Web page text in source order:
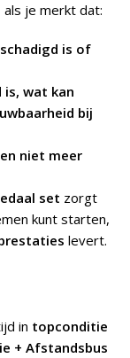
als je merkt dat:
is of
wat kan
bij
niet meer
set zorgt
kunt starten,
levert.
in topconditie
+ Afstandsbus